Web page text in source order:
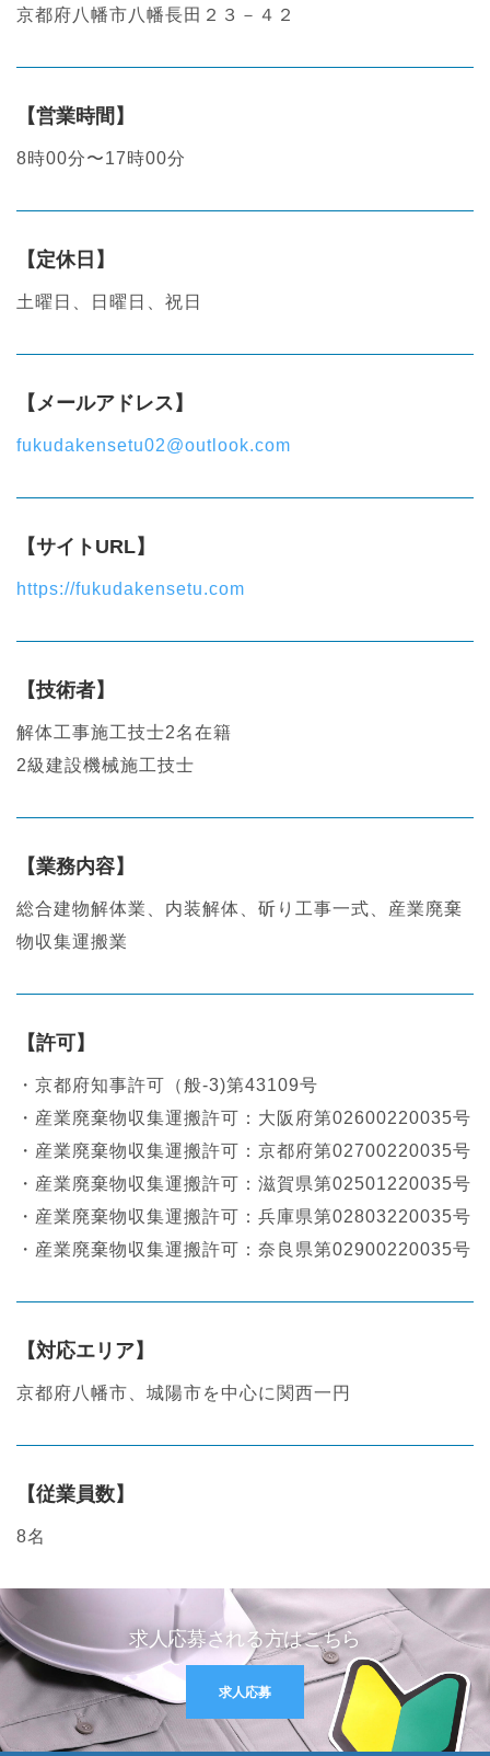
京都府八幡市八幡長田２３－４２
【営業時間】
8時00分〜17時00分
【定休日】
土曜日、日曜日、祝日
【メールアドレス】
fukudakensetu02@outlook.com
【サイトURL】
https://fukudakensetu.com
【技術者】
解体工事施工技士2名在籍
2級建設機械施工技士
【業務内容】
総合建物解体業、内装解体、斫り工事一式、産業廃棄
物収集運搬業
【許可】
・京都府知事許可（般-3)第43109号
・産業廃棄物収集運搬許可：大阪府第02600220035号
・産業廃棄物収集運搬許可：京都府第02700220035号
・産業廃棄物収集運搬許可：滋賀県第02501220035号
・産業廃棄物収集運搬許可：兵庫県第02803220035号
・産業廃棄物収集運搬許可：奈良県第02900220035号
【対応エリア】
京都府八幡市、城陽市を中心に関西一円
【従業員数】
8名
求人応募される方はこちら
求人応募